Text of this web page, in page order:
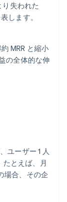
失われた
します。
MRR と縮小
の全体的な伸
ユーザー 1 人
たとえば、月
場合、その企